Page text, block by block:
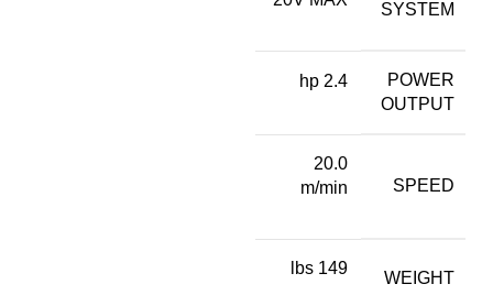
SYSTEM
POWER
OUTPUT
2.4 hp
SPEED
20.0
m/min
WEIGHT
149 lbs